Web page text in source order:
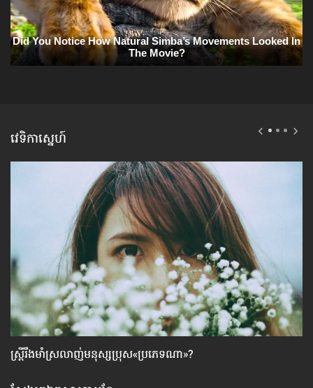
វេទិកាស្នេហ៍
ស្ដ្រីរឹងមាំស្រលាញ់មនុស្សប្រុស«ប្រភេទណា»?